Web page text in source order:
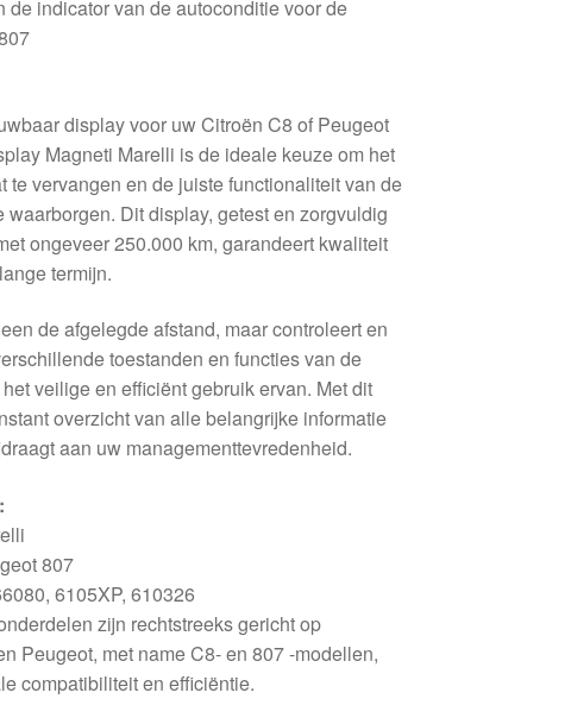
de indicator van de autoconditie voor de
display voor uw Citroën C8 of Peugeot
Magneti Marelli is de ideale keuze om het
te vervangen en de juiste functionaliteit van de
waarborgen. Dit display, getest en zorgvuldig
ongeveer 250.000 km, garandeert kwaliteit
termijn.
de afgelegde afstand, maar controleert en
toestanden en functies van de
veilige en efficiënt gebruik ervan. Met dit
overzicht van alle belangrijke informatie
​​aan uw managementtevredenheid.
807
6105XP, 610326
zijn rechtstreeks gericht op
Peugeot, met name C8- en 807 -modellen,
compatibiliteit en efficiëntie.